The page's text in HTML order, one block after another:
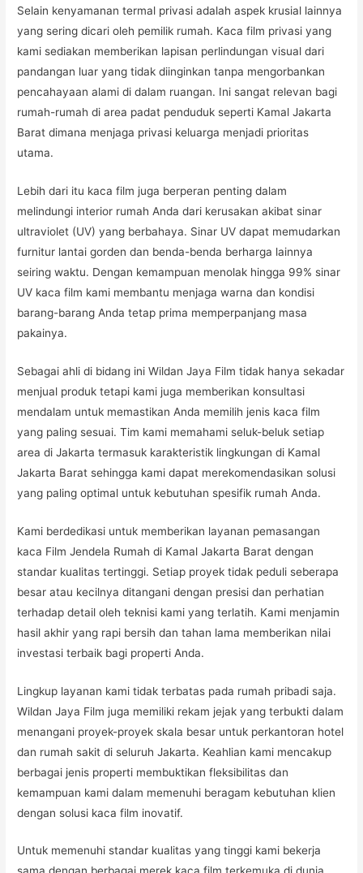
Selain kenyamanan termal privasi adalah aspek krusial lainnya
yang sering dicari oleh pemilik rumah. Kaca film privasi yang
kami sediakan memberikan lapisan perlindungan visual dari
pandangan luar yang tidak diinginkan tanpa mengorbankan
pencahayaan alami di dalam ruangan. Ini sangat relevan bagi
rumah-rumah di area padat penduduk seperti Kamal Jakarta
Barat dimana menjaga privasi keluarga menjadi prioritas
utama.
Lebih dari itu kaca film juga berperan penting dalam
melindungi interior rumah Anda dari kerusakan akibat sinar
ultraviolet (UV) yang berbahaya. Sinar UV dapat memudarkan
furnitur lantai gorden dan benda-benda berharga lainnya
seiring waktu. Dengan kemampuan menolak hingga 99% sinar
UV kaca film kami membantu menjaga warna dan kondisi
barang-barang Anda tetap prima memperpanjang masa
pakainya.
Sebagai ahli di bidang ini Wildan Jaya Film tidak hanya sekadar
menjual produk tetapi kami juga memberikan konsultasi
mendalam untuk memastikan Anda memilih jenis kaca film
yang paling sesuai. Tim kami memahami seluk-beluk setiap
area di Jakarta termasuk karakteristik lingkungan di Kamal
Jakarta Barat sehingga kami dapat merekomendasikan solusi
yang paling optimal untuk kebutuhan spesifik rumah Anda.
Kami berdedikasi untuk memberikan layanan pemasangan
kaca Film Jendela Rumah di Kamal Jakarta Barat dengan
standar kualitas tertinggi. Setiap proyek tidak peduli seberapa
besar atau kecilnya ditangani dengan presisi dan perhatian
terhadap detail oleh teknisi kami yang terlatih. Kami menjamin
hasil akhir yang rapi bersih dan tahan lama memberikan nilai
investasi terbaik bagi properti Anda.
Lingkup layanan kami tidak terbatas pada rumah pribadi saja.
Wildan Jaya Film juga memiliki rekam jejak yang terbukti dalam
menangani proyek-proyek skala besar untuk perkantoran hotel
dan rumah sakit di seluruh Jakarta. Keahlian kami mencakup
berbagai jenis properti membuktikan fleksibilitas dan
kemampuan kami dalam memenuhi beragam kebutuhan klien
dengan solusi kaca film inovatif.
Untuk memenuhi standar kualitas yang tinggi kami bekerja